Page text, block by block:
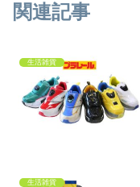
関連記事
生活雑貨
生活雑貨